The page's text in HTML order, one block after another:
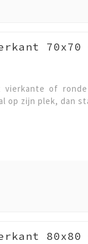
of
op zijn plek, dan